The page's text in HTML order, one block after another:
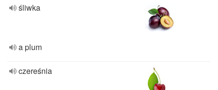
śliwka
a plum
czereśnia